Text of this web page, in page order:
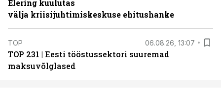
Elering kuulutas
välja kriisijuhtimiskeskuse ehitushanke
TOP 06.08.26, 13:07
TOP 231 | Eesti tööstussektori suuremad
maksuvõlglased